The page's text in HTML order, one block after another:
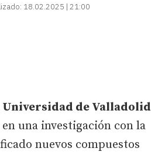
18.02.2025 | 21:00
de Valladolid
una investigación con la
nuevos compuestos